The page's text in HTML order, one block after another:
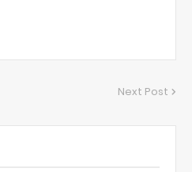
Next Post